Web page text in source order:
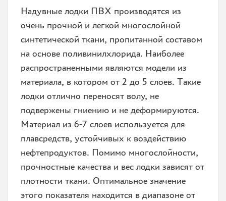
Надувные лодки ПВХ производятся из
очень прочной и легкой многослойной
синтетической ткани, пропитанной составом
на основе поливинилхлорида. Наиболее
распространенными являются модели из
материала, в котором от 2 до 5 слоев. Такие
лодки отлично переносят волу, не
подвержены гниению и не деформируются.
Материал из 6-7 слоев используется для
плавсредств, устойчивых к воздействию
нефтепродуктов. Помимо многослойности,
прочностные качества и вес лодки зависят от
плотности ткани. Оптимальное значение
этого показателя находится в диапазоне от